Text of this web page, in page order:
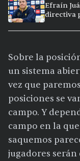
Efraín
directiva
Sobre la
un sistema
vez que
posiciones se
campo. Y
campo en la
saquemos
jugadores